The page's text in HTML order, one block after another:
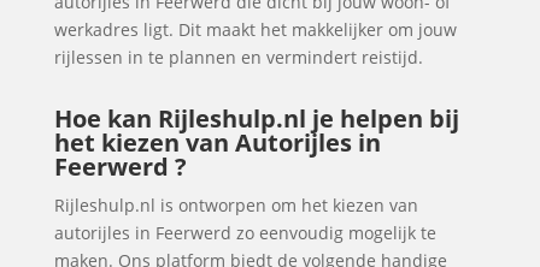
werkadres ligt. Dit maakt het makkelijker om jouw
rijlessen in te plannen en vermindert reistijd.
Hoe kan Rijleshulp.nl je helpen bij
het kiezen van Autorijles in
Feerwerd ?
Rijleshulp.nl is ontworpen om het kiezen van
autorijles in Feerwerd zo eenvoudig mogelijk te
maken. Ons platform biedt de volgende handige